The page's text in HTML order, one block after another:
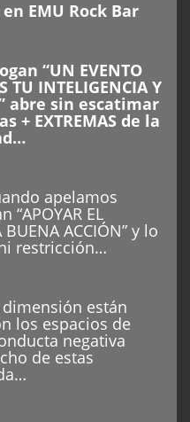
EMU Rock Bar
“UN EVENTO
TU INTELIGENCIA Y
abre sin escatimar
+ EXTREMAS de la
apelamos
EL
BUENA ACCIÓN” y lo
restricción…
están
los espacios de
negativa
de estas